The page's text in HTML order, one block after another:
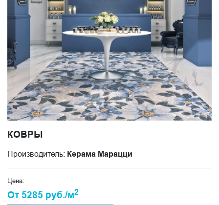
КОВРЫ
Производитель: Керама Марацци
Цена:
От 5285 руб./м2